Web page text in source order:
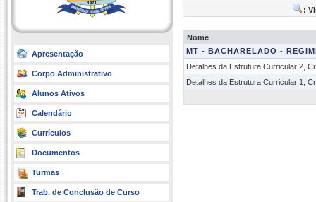
Apresentação
Corpo Administrativo
Alunos Ativos
Calendário
Currículos
Documentos
Turmas
Trab. de Conclusão de Curso
:
Nome
MT - BACHARELADO -
Detalhes da Estrutura Curricular 2,
Detalhes da Estrutura Curricular 1,